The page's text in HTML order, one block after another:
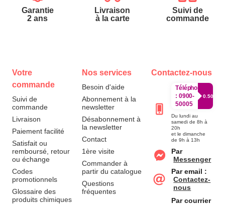
Garantie
2 ans
Livraison
à la carte
Suivi de
commande
Votre
commande
Suivi de
commande
Livraison
Paiement facilité
Satisfait ou
remboursé, retour
ou échange
Codes
promotionnels
Glossaire des
produits chimiques
Nos services
Besoin d'aide
Abonnement à la
newsletter
Désabonnement à
la newsletter
Contact
1ère visite
Commander à
partir du catalogue
Questions
fréquentes
Contactez-nous
Téléphone
: 0900-
50005
0.50€/
Du lundi au
samedi de 8h à
20h
et le dimanche
de 9h à 13h
Par
Messenger
Par email :
Contactez-
nous
Par courrier